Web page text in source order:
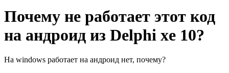
Почему не работает этот код
на андроид из Delphi xe 10?
На windows работает на андроид нет, почему?